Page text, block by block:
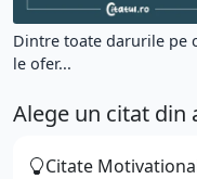
Dintre toate darurile pe
le ofer...
Alege un citat din
Citate